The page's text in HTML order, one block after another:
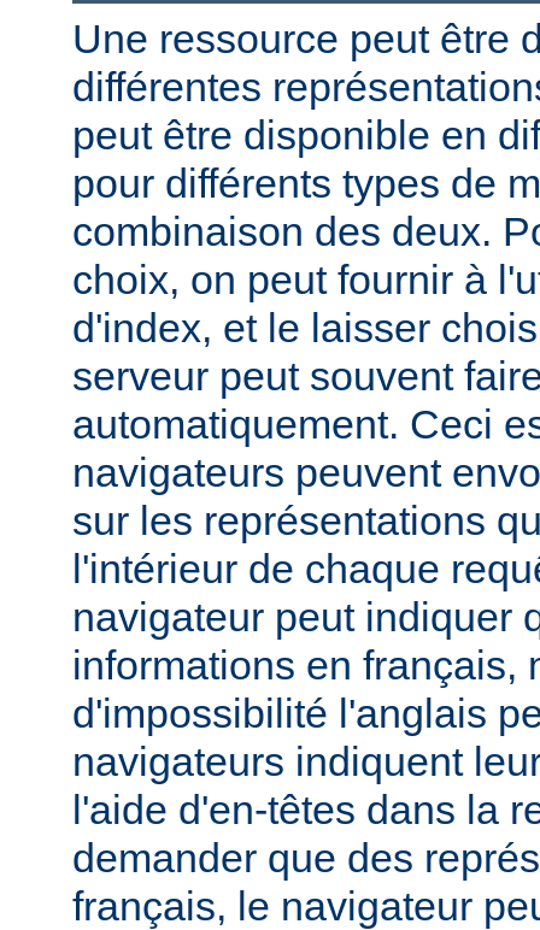
Une ressource peut être
différentes
peut être disponible en
pour différents types de
combinaison des deux.
choix, on peut fournir à
d'index, et le laisser
serveur peut souvent
automatiquement. Ceci
navigateurs peuvent
sur les représentations
l'intérieur de chaque
navigateur peut indiquer
informations en français,
d'impossibilité l'anglais
navigateurs indiquent
l'aide d'en-têtes dans la
demander que des
français, le navigateur